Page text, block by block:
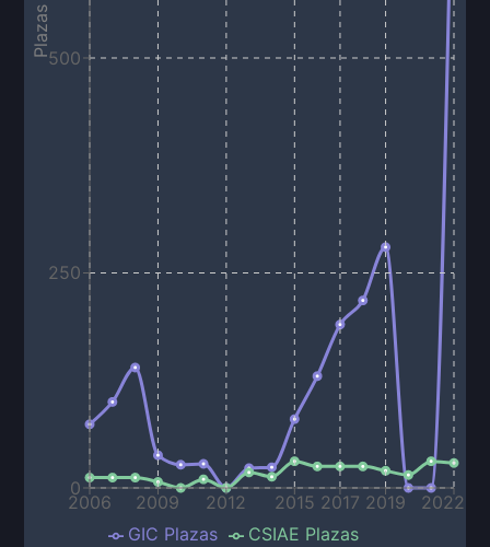
2006 2009 2012 2015 2017 2019 2022
0
250
500
Plazas
GIC Plazas CSIAE Plazas